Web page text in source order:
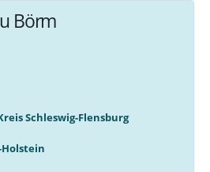
Börm
Schleswig-Flensburg
Holstein